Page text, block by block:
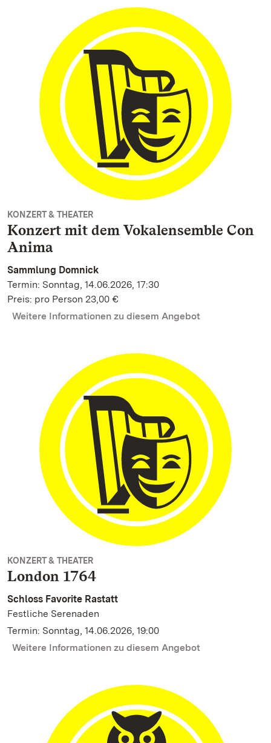
KONZERT & THEATER
Konzert mit dem Vokalensemble Con
Anima
Sammlung Domnick
Termin: Sonntag, 14.06.2026, 17:30
Preis: pro Person 23,00 €
Weitere Informationen zu diesem Angebot
KONZERT & THEATER
London 1764
Schloss Favorite Rastatt
Festliche Serenaden
Termin: Sonntag, 14.06.2026, 19:00
Weitere Informationen zu diesem Angebot